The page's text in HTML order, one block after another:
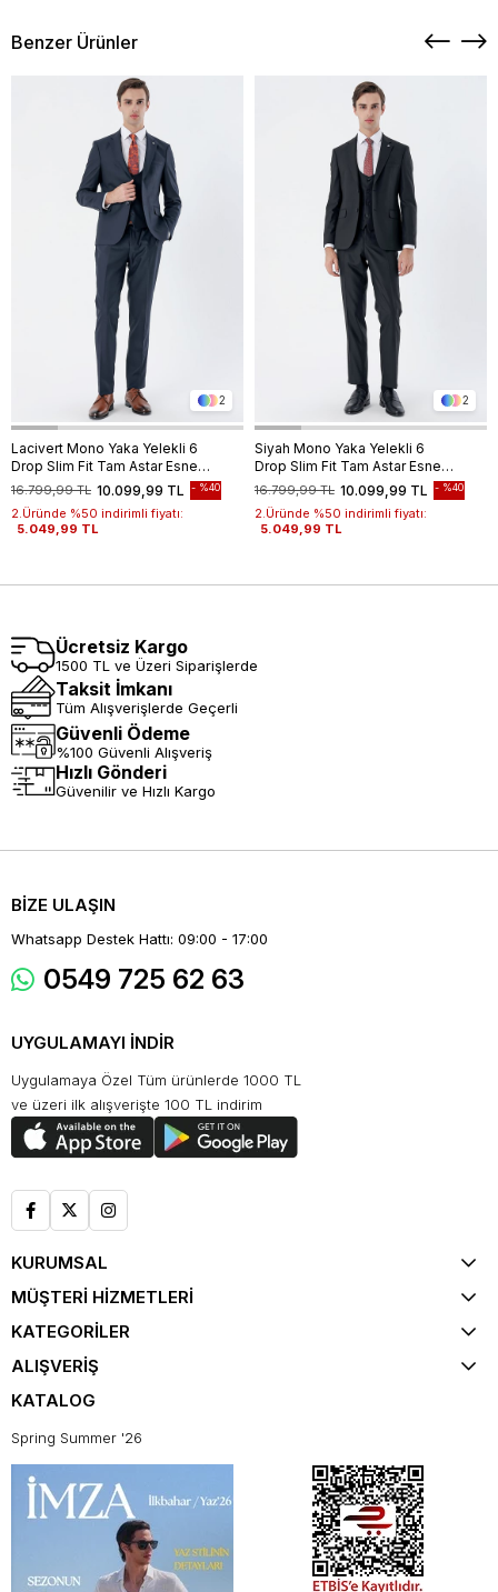
Benzer Ürünler
2
Lacivert Mono Yaka Yelekli 6
Drop Slim Fit Tam Astar Esnek
Takım Elbise 1001240186
10.099,99 TL
16.799,99 TL %40
2.Üründe %50 indirimli fiyatı:
5.049,99 TL
2
Siyah Mono Yaka Yelekli 6
Drop Slim Fit Tam Astar Esnek
Takım Elbise 1001240186
10.099,99 TL
16.799,99 TL %40
2.Üründe %50 indirimli fiyatı:
5.049,99 TL
Ücretsiz Kargo
1500 TL ve Üzeri Siparişlerde
Taksit İmkanı
Tüm Alışverişlerde Geçerli
Güvenli Ödeme
%100 Güvenli Alışveriş
Hızlı Gönderi
Güvenilir ve Hızlı Kargo
BİZE ULAŞIN
Whatsapp Destek Hattı: 09:00 - 17:00
0549 725 62 63
UYGULAMAYI İNDİR
Uygulamaya Özel Tüm ürünlerde 1000 TL
ve üzeri ilk alışverişte 100 TL indirim
KURUMSAL
MÜŞTERİ HİZMETLERİ
KATEGORİLER
ALIŞVERİŞ
KATALOG
Spring Summer '26